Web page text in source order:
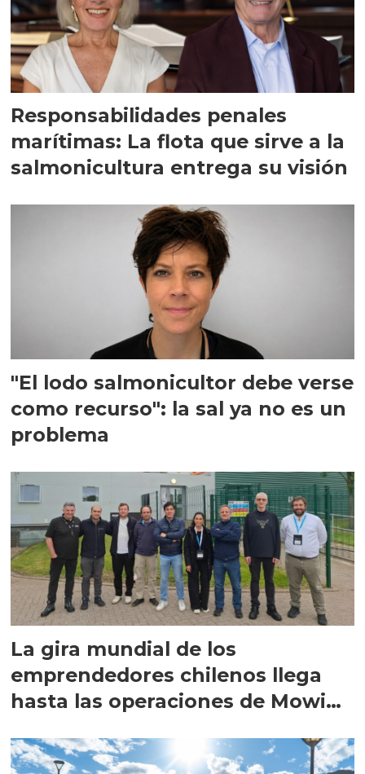
Responsabilidades penales
marítimas: La flota que sirve a la
salmonicultura entrega su visión
"El lodo salmonicultor debe verse
como recurso": la sal ya no es un
problema
La gira mundial de los
emprendedores chilenos llega
hasta las operaciones de Mowi